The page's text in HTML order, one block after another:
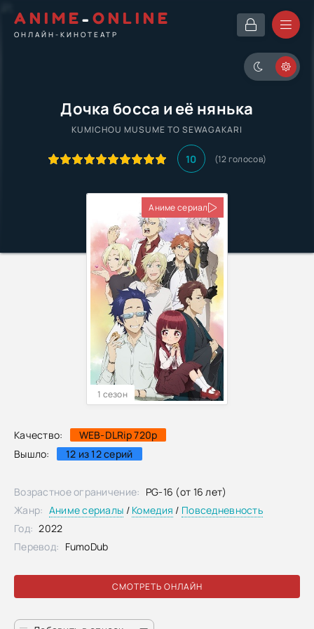
ANIME- ONLINE
ОНЛАЙН-КИНОТЕАТР
Дочка босса и её нянька
KUMICHOU MUSUME TO SEWAGAKARI
10 (12 голосов)
Качество:
WEB-DLRip 720p
Вышло:
12 из 12 серий
Аниме сериал
1 сезон
СМОТРЕТЬ ОНЛАЙН
Возрастное ограничение: PG-16 (от 16 лет)
Жанр: Аниме сериалы / Комедия / Повседневность
Год: 2022
Перевод: FumoDub